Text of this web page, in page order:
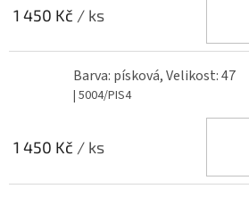
1 450 Kč / ks
Barva: písková, Velikost: 47
| 5004/PIS4
1 450 Kč / ks